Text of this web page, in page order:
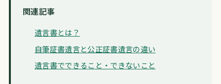
関連記事
遺言書とは？
自筆証書遺言と公正証書遺言の違い
遺言書でできること・できないこと